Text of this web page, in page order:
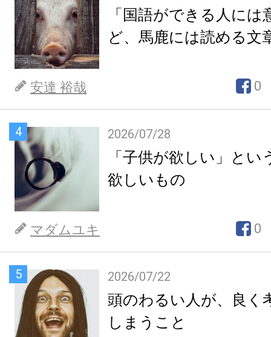
「国語ができる人には
ど、馬鹿には読める文
安達 裕哉 0
4 2026/07/28
「子供が欲しい」とい
欲しいもの
マダムユキ 0
5 2026/07/22
頭のわるい人が、良く
しまうこと